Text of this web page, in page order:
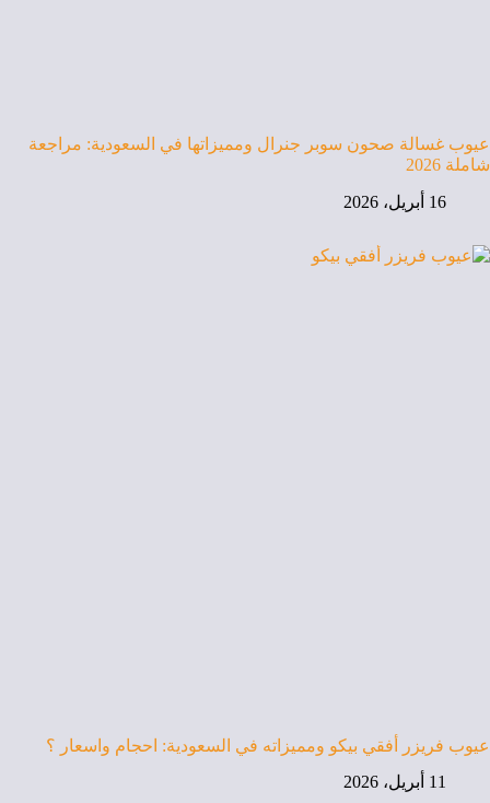
عيوب غسالة صحون سوبر جنرال ومميزاتها في السعودية: مراجعة
شاملة 2026
16 أبريل، 2026
عيوب فريزر أفقي بيكو ومميزاته في السعودية: احجام واسعار ؟
11 أبريل، 2026